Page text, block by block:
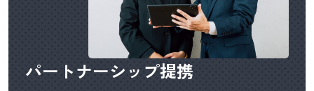
パートナーシップ提携